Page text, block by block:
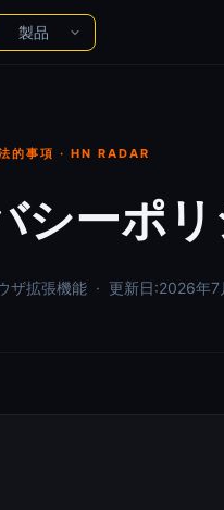
製品
YT Radar
製品
ルタイム
的事項 · HN RADAR
シーポ
ザ拡張機能 · 更新日:2026年